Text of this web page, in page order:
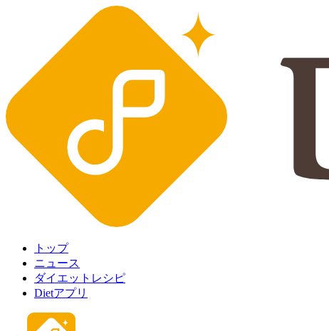
トップ
ニュース
ダイエットレシピ
Dietアプリ